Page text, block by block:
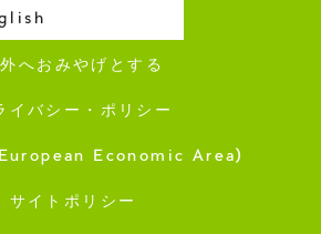
収穫カレンダー
へおみやげとする
イバシー・ポリシー
Economic Area)
サイトポリシー